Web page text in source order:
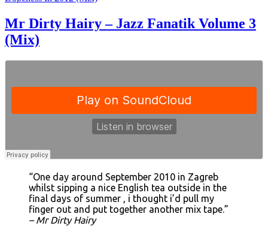
Mr Dirty Hairy – Jazz Fanatik Volume 3
(Mix)
“One day around September 2010 in Zagreb
whilst sipping a nice English tea outside in the
final days of summer , i thought i’d pull my
finger out and put together another mix tape.”
– Mr Dirty Hairy